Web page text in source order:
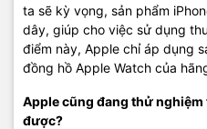
ta sẽ kỳ vọng, sản phẩm
dây, giúp cho việc sử dụng
điểm này, Apple chỉ áp dụng
đồng hồ Apple Watch của
Apple cũng đang thử
được?